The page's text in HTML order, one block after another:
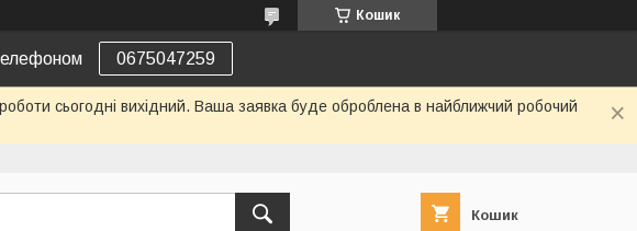
Кошик
0675047259
сьогодні вихідний. Ваша заявка буде оброблена в найближчий робочий
Кошик